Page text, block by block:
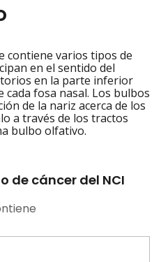
contiene varios tipos de
en el sentido del
en la parte inferior
cada fosa nasal. Los bulbos
de la nariz acerca de los
a través de los tractos
bulbo olfativo.
de cáncer del NCI